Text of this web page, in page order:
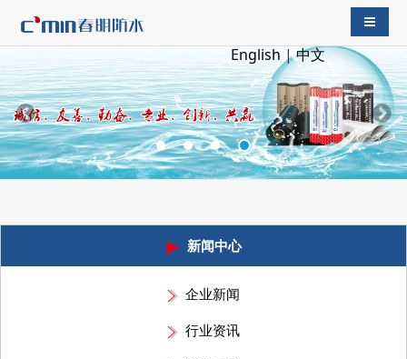
English |中文
导航切
新闻中心
企业新闻
行业资讯